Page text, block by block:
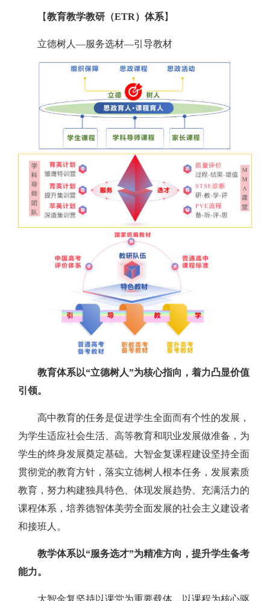
【教育教学教研（ETR）体系】
立德树人—服务选材—引导教材
教育体系以“立德树人”为核心指向，着力凸显价值
引领。
高中教育的任务是促进学生全面而有个性的发展，
为学生适应社会生活、高等教育和职业发展做准备，为
学生的终身发展奠定基础。大智金复课程建设坚持全面
贯彻党的教育方针，落实立德树人根本任务，发展素质
教育，努力构建独具特色、体现发展趋势、充满活力的
课程体系，培养德智体美劳全面发展的社会主义建设者
和接班人。
教学体系以“服务选才”为精准方向，提升学生备考
能力。
大智金复坚持以课堂为重要载体，以课程为核心驱